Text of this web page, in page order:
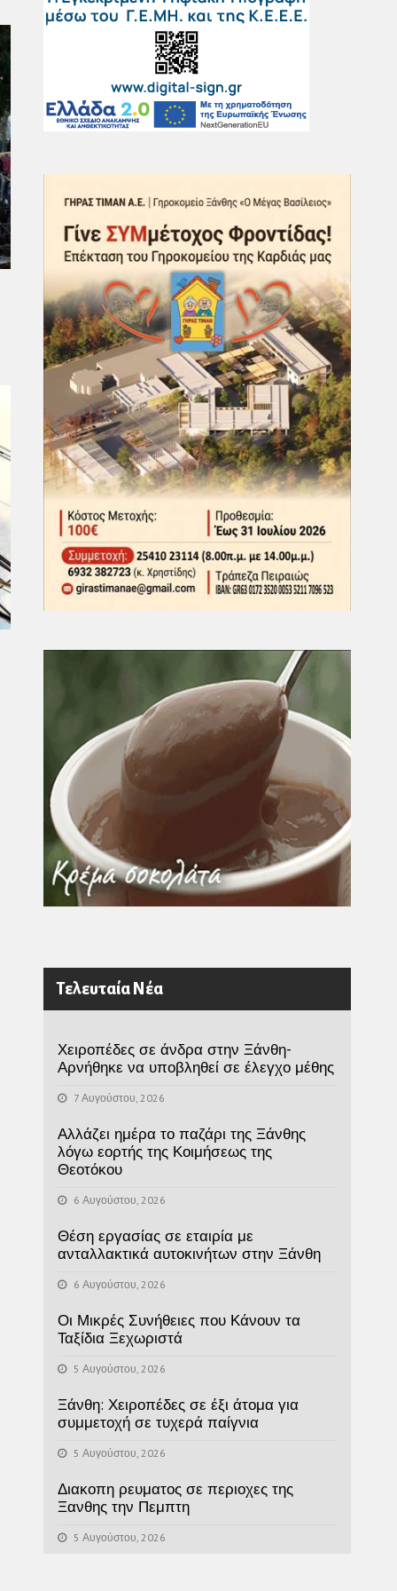
Τελευταία Νέα
Χειροπέδες σε άνδρα στην Ξάνθη-
Αρνήθηκε να υποβληθεί σε έλεγχο μέθης
7 Αυγούστου, 2026
Αλλάζει ημέρα το παζάρι της Ξάνθης
λόγω εορτής της Κοιμήσεως της
Θεοτόκου
6 Αυγούστου, 2026
Θέση εργασίας σε εταιρία με
ανταλλακτικά αυτοκινήτων στην Ξάνθη
6 Αυγούστου, 2026
Οι Μικρές Συνήθειες που Κάνουν τα
Ταξίδια Ξεχωριστά
5 Αυγούστου, 2026
Ξάνθη: Χειροπέδες σε έξι άτομα για
συμμετοχή σε τυχερά παίγνια
5 Αυγούστου, 2026
Διακοπη ρευματος σε περιοχες της
Ξανθης την Πεμπτη
5 Αυγούστου, 2026